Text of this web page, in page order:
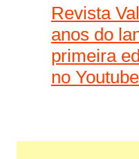
Revista
anos do
primeira
no Youtube